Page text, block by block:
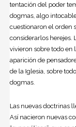
tentación del poder
dogmas, algo
cuestionaron el orden
considerarlos herejes.
vivieron sobre todo en
aparición de
de la Iglesia, sobre
dogmas.
Las nuevas doctrinas
Así nacieron nuevas